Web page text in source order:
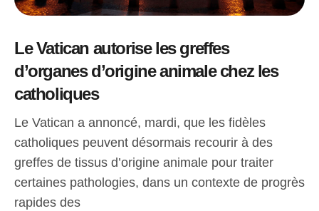
Le Vatican autorise les greffes
d’organes d’origine animale chez les
catholiques
Le Vatican a annoncé, mardi, que les fidèles
catholiques peuvent désormais recourir à des
greffes de tissus d’origine animale pour traiter
certaines pathologies, dans un contexte de progrès
rapides des